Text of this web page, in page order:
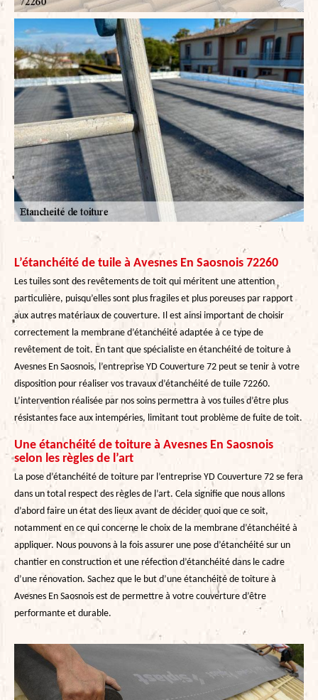
L’étanchéité de tuile à Avesnes En Saosnois 72260
Les tuiles sont des revêtements de toit qui méritent une attention
particulière, puisqu’elles sont plus fragiles et plus poreuses par rapport
aux autres matériaux de couverture. Il est ainsi important de choisir
correctement la membrane d’étanchéité adaptée à ce type de
revêtement de toit. En tant que spécialiste en étanchéité de toiture à
Avesnes En Saosnois, l’entreprise YD Couverture 72 peut se tenir à votre
disposition pour réaliser vos travaux d’étanchéité de tuile 72260.
L’intervention réalisée par nos soins permettra à vos tuiles d’être plus
résistantes face aux intempéries, limitant tout problème de fuite de toit.
Une étanchéité de toiture à Avesnes En Saosnois
selon les règles de l’art
La pose d’étanchéité de toiture par l’entreprise YD Couverture 72 se fera
dans un total respect des règles de l’art. Cela signifie que nous allons
d’abord faire un état des lieux avant de décider quoi que ce soit,
notamment en ce qui concerne le choix de la membrane d’étanchéité à
appliquer. Nous pouvons à la fois assurer une pose d’étanchéité sur un
chantier en construction et une réfection d’étanchéité dans le cadre
d’une rénovation. Sachez que le but d’une étanchéité de toiture à
Avesnes En Saosnois est de permettre à votre couverture d’être
performante et durable.